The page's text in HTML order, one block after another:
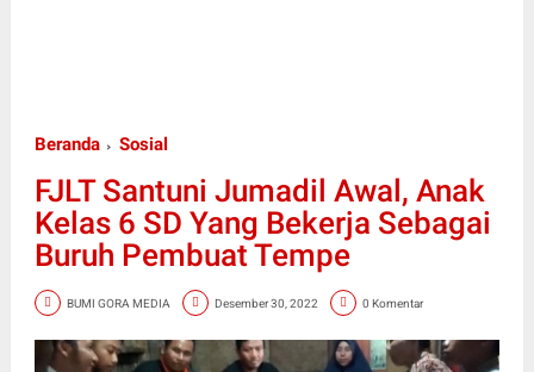
Beranda Sosial
FJLT Santuni Jumadil Awal, Anak
Kelas 6 SD Yang Bekerja Sebagai
Buruh Pembuat Tempe
BUMI GORA MEDIA Desember 30, 2022 0 Komentar